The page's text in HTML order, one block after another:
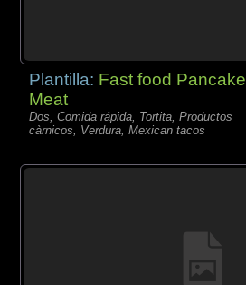
Plantilla: Fast food Pancake
Meat
Dos, Comida rápida, Tortita, Productos
càrnicos, Verdura, Mexican tacos